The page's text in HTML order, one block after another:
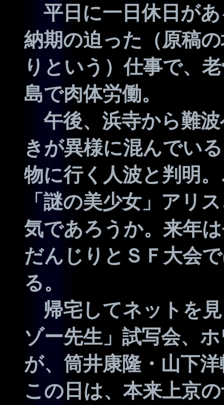
平日に一日休日が
納期の迫った（原稿
りという）仕事で、
島で肉体労働。
午後、浜寺から難波
きが異様に混んでい
物に行く人波と判明
「謎の美少女」アリ
気であろうか。来年
だんじりとＳＦ大会
る。
帰宅してネットを
ゾー先生」試写会、
が、筒井康隆・山下
この日は、本来上京